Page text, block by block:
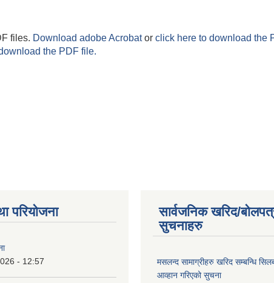
files. Download adobe Acrobator click here to download the
the PDF file.
परियोजना
- 12:57
सार्वजनिक खरिद/
सुचनाहरु
मसलन्द सामाग्रीहरु खरिद सम्बन्धि
आव्हान गरिएको सुचना